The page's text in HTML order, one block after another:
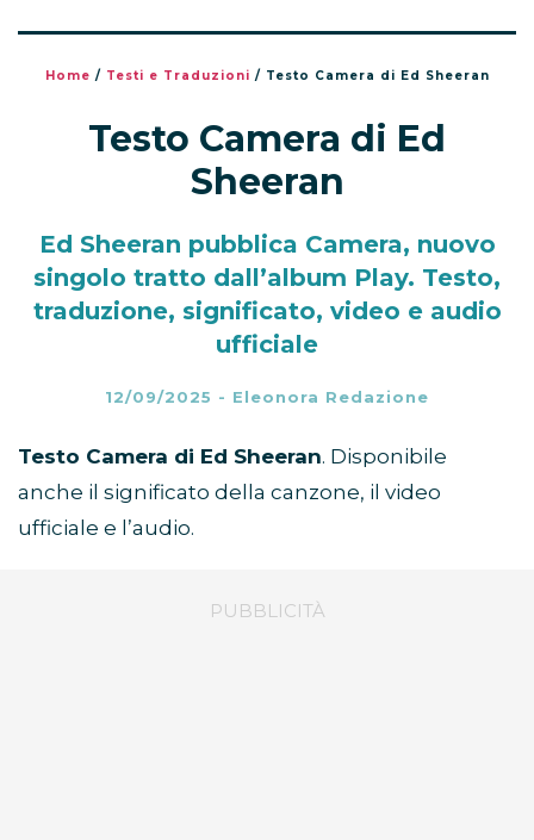
Home / Testi e Traduzioni / Testo Camera di Ed Sheeran
Testo Camera di Ed
Sheeran
Ed Sheeran pubblica Camera, nuovo
singolo tratto dall’album Play. Testo,
traduzione, significato, video e audio
ufficiale
12/09/2025 - Eleonora Redazione
Testo Camera di Ed Sheeran. Disponibile
anche il significato della canzone, il video
ufficiale e l’audio.